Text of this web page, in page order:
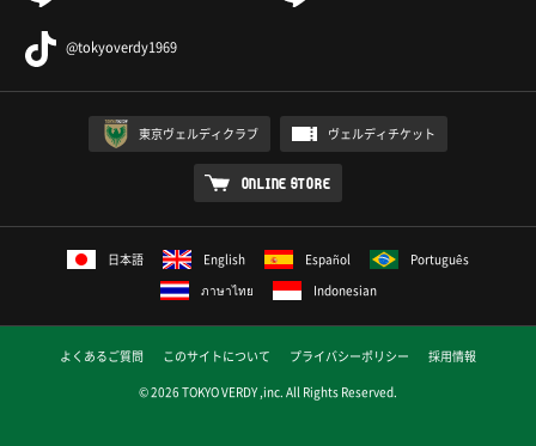
@tokyoverdy1969
東京ヴェルディクラブ ヴェルディチケット
ONLINE STORE
日本語 English Español
Português
ภาษาไทย
Indonesian
よくあるご質問 このサイトについて プライバシーポリシー
採用情報
© 2026 TOKYO VERDY ,inc. All Rights Reserved.